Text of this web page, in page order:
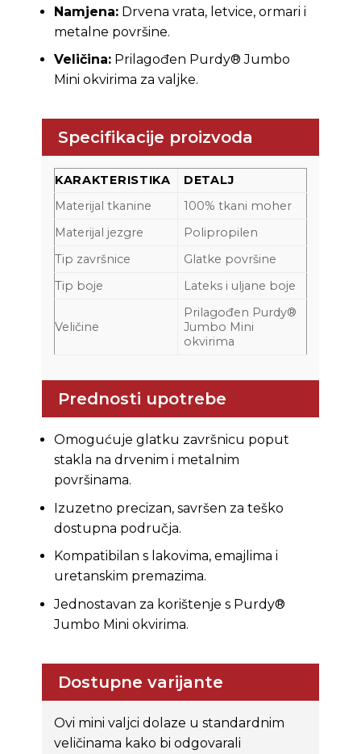
Namjena:Drvena vrata, letvice, ormari i
metalne površine.
Veličina:Prilagođen Purdy® Jumbo
Mini okvirima za valjke.
Specifikacije proizvoda
KARAKTERISTIKA
DETALJ
Materijal tkanine
100% tkani moher
Materijal jezgre
Polipropilen
Tip završnice
Glatke površine
Tip boje
Lateks i uljane boje
Veličine
Prilagođen Purdy®
Jumbo Mini
okvirima
Prednosti upotrebe
Omogućuje glatku završnicu poput
stakla na drvenim i metalnim
površinama.
Izuzetno precizan, savršen za teško
dostupna područja.
Kompatibilan s lakovima, emajlima i
uretanskim premazima.
Jednostavan za korištenje s Purdy®
Jumbo Mini okvirima.
Dostupne varijante
Ovi mini valjci dolaze u standardnim
veličinama kako bi odgovarali